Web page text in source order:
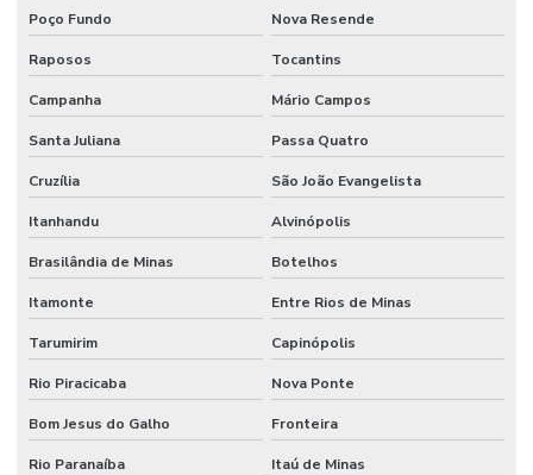
Serviço De Limpeza De Escritórios
Serviço De Limpeza Regular E Programada
Serviço De Manutenção Predial Completo
Serviço De Manutenção Preditiva
Serviço De Manutenção Preventiva Para Máquinas
Serviço De Pintura Em Edificações
Serviço especializado de elétrica
Serviço Especializado Em Manutenção Preventiva
Serviço especializado de engenharia
Poço Fundo Nova Resende
Raposos Tocantins
Campanha Mário Campos
Santa Juliana Passa Quatro
Cruzília São João Evangelista
Itanhandu Alvinópolis
Brasilândia de Minas Botelhos
Itamonte Entre Rios de Minas
Tarumirim Capinópolis
Rio Piracicaba Nova Ponte
Bom Jesus do Galho Fronteira
Rio Paranaíba Itaú de Minas